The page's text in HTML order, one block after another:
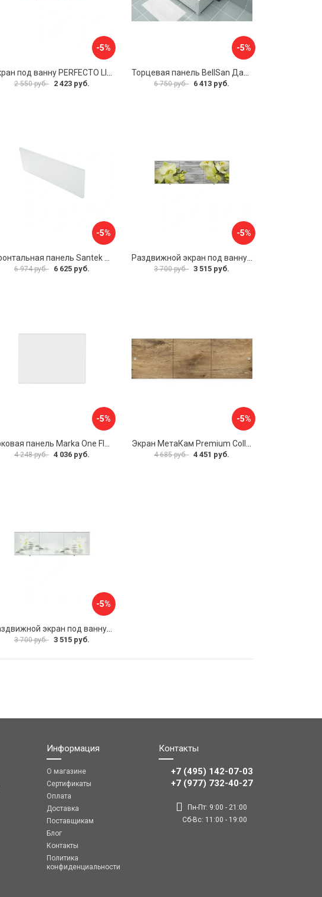
-5%
2 550 руб. 2 423 руб.
-5%
6 750 руб. 6 413 руб.
-5%
Фронтальная панель Santek 1.WH30.2.498 00000067322
6 974 руб. 6 625 руб.
-5%
Раздвижной экран под ванну PERFECTO LINEA 36-031509
3 700 руб. 3 515 руб.
-5%
4 248 руб. 4 036 руб.
-5%
4 685 руб. 4 451 руб.
-5%
3 700 руб. 3 515 руб.
Информация
О магазине
Сертификаты
Оплата
Доставка
Поставщикам
Блог
Контакты
Политика
конфиденциальности
Контакты
+7 (495) 142-07-03
‎‎+7 (977) 732-40-27
Пн-Пт: 9:00 - 21:00
Сб-Вс: 11:00 - 19:00